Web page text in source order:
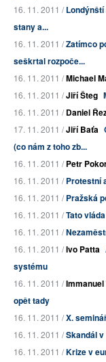
16. 11. 2011 /
stany a...
16. 11. 2011 /Zatímco
seškrtal rozpoče...
16. 11. 2011 /Michael
16. 11. 2011 /Jiří Šteg
16. 11. 2011 /Daniel
17. 11. 2011 /Jiří Baťa
(co nám z toho zb...
16. 11. 2011 /Petr
16. 11. 2011 /Protestní
16. 11. 2011 /Pražská
16. 11. 2011 /Tato
16. 11. 2011 /
16. 11. 2011 /Ivo Patta
systému
16. 11. 2011 /
opět tady
16. 11. 2011 /X.
16. 11. 2011 /Skandál v
16. 11. 2011 /Krize v